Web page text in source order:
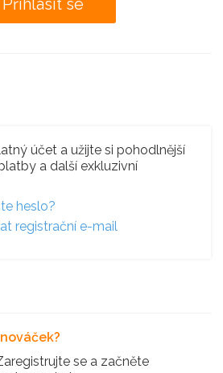
účet a užijte si pohodlnější
a další exkluzivní
heslo?
registrační e-mail
se a začněte